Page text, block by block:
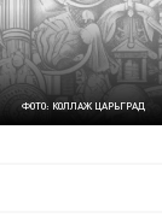
ФОТО: КОЛЛАЖ ЦАРЬГРАД